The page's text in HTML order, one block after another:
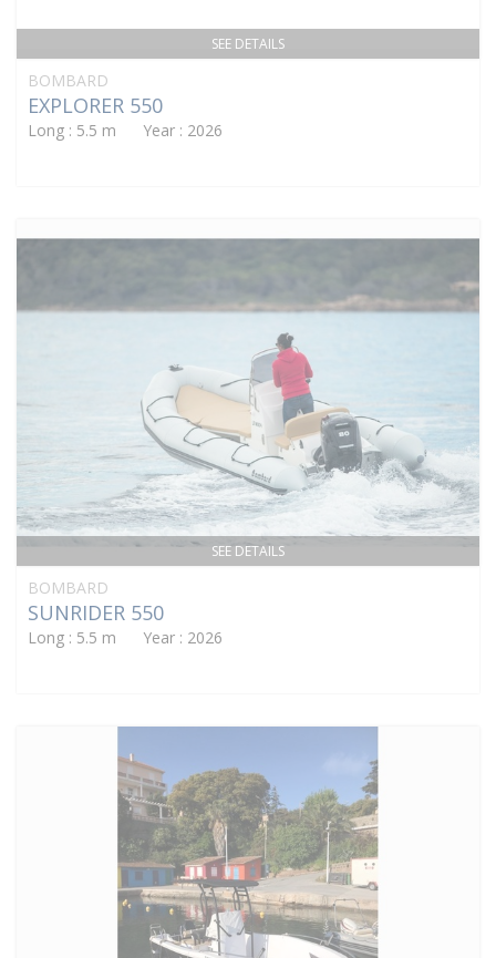
SEE DETAILS
BOMBARD
EXPLORER 550
Long : 5.5 m Year : 2026
SEE DETAILS
BOMBARD
SUNRIDER 550
Long : 5.5 m Year : 2026